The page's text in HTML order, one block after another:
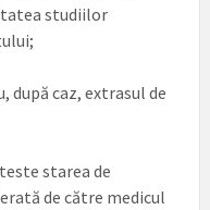
studiilor
după caz, extrasul de
starea de
de către medicul